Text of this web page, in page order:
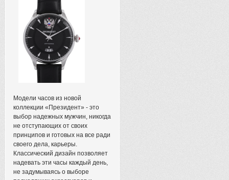
Модели часов из новой
коллекции «Президент» - это
выбор надежных мужчин, никогда
не отступающих от своих
принципов и готовых на все ради
своего дела, карьеры.
Классический дизайн позволяет
надевать эти часы каждый день,
не задумываясь о выборе